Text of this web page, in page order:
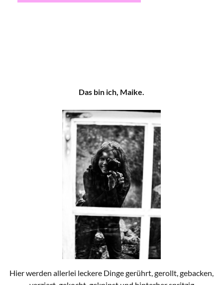
Das bin ich, Maike.
Hier werden allerlei leckere Dinge gerührt, gerollt, gebacken,